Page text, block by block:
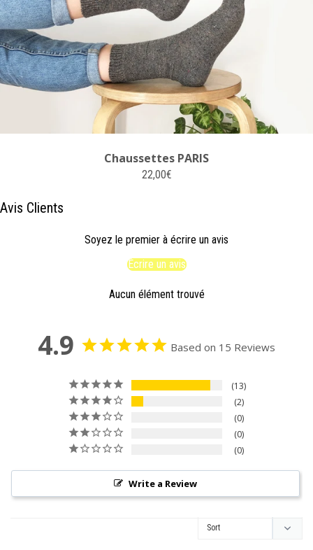
Suivez-nous dans notre
chaussettes, abonnez-vous !
Chaussettes PARIS
22,00€
Avis Clients
Soyez le premier à écrire un avis
Écrire un avis
Aucun élément trouvé
4.9 Based on 15 Reviews
13
2
0
0
0
Write a Review